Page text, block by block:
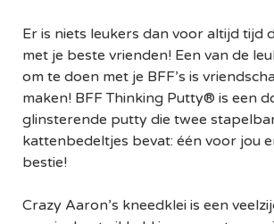
Er is niets leukers dan voor altijd tijd
met je beste vrienden! Een van de
om te doen met je BFF’s is
maken! BFF Thinking Putty® is een
glinsterende putty die twee
kattenbedeltjes bevat: één voor jou
bestie!
Crazy Aaron’s kneedklei is een